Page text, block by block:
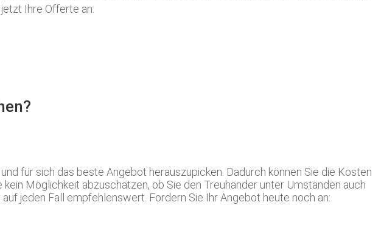
Ihre Offerte an:
für sich das beste Angebot herauszupicken. Dadurch können Sie die Kosten
Möglichkeit abzuschätzen, ob Sie den Treuhänder unter Umständen auch
jeden Fall empfehlenswert. Fordern Sie Ihr Angebot heute noch an: